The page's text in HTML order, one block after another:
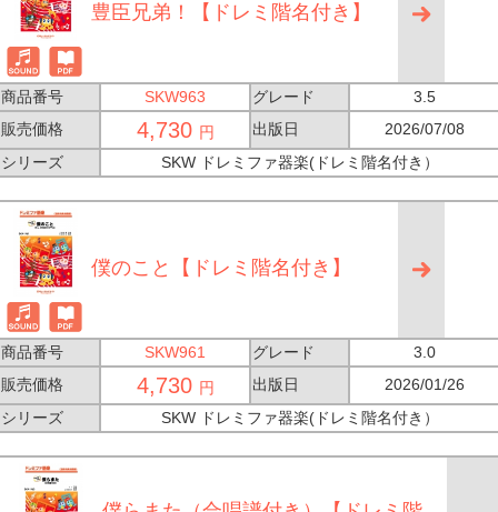
豊臣兄弟！【ドレミ階名付き】
商品番号 SKW963 グレード
3.5
販売価格
4,730 円 出版日
2026/07/08
シリーズ
SKW ドレミファ器楽(ドレミ階名付き）
僕のこと【ドレミ階名付き】
商品番号 SKW961 グレード
3.0
販売価格
4,730 円 出版日
2026/01/26
シリーズ
SKW ドレミファ器楽(ドレミ階名付き）